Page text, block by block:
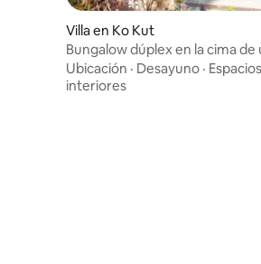
Villa en Ko Kut
Bungalow dúplex en la cima de
con desayuno
Ubicación · Desayuno · Espacios
interiores